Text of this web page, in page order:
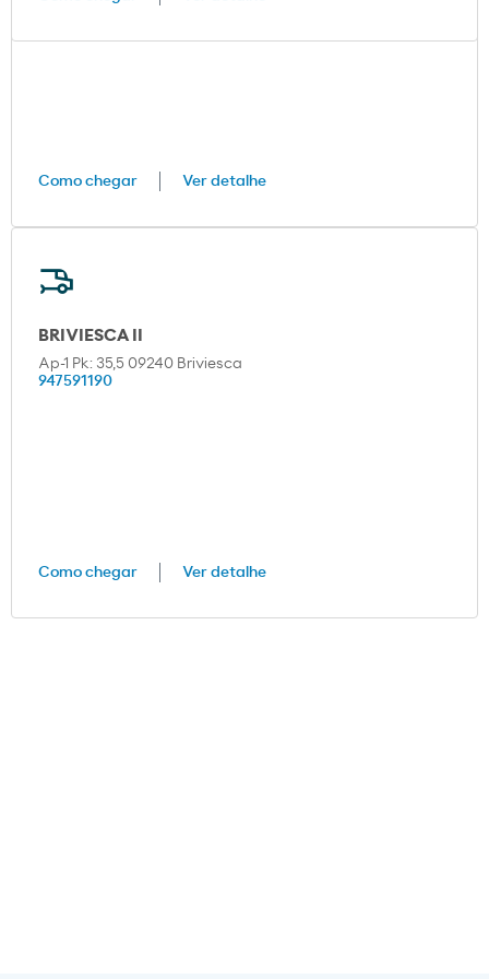
Como chegar Ver detalhe
BRIVIESCA II
Ap-1 Pk: 35,5 09240 Briviesca
947591190
Como chegar Ver detalhe